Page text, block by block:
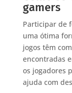
gamers
Participar de
uma ótima
jogos têm
encontradas
os jogadores
ajuda com